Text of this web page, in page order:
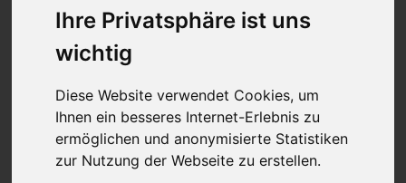
Ihre Privatsphäre ist uns
wichtig
Diese Website verwendet Cookies, um
Ihnen ein besseres Internet-Erlebnis zu
ermöglichen und anonymisierte Statistiken
zur Nutzung der Webseite zu erstellen.